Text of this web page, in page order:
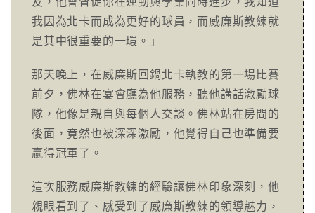
我因為北卡而成為更好的球員，而威廉斯教練就
是其中很重要的一環。」
那天晚上，在威廉斯回鍋北卡執教的第一場比賽
前夕，佛林在宴會廳為他服務，聽他講話激勵球
隊，他像是親自與每個人交談。佛林站在房間的
後面，竟然也被深深激勵，他覺得自己也準備要
贏得冠軍了。
這次服務威廉斯教練的經驗讓佛林印象深刻，他
親眼看到了、感受到了威廉斯教練的領導魅力，